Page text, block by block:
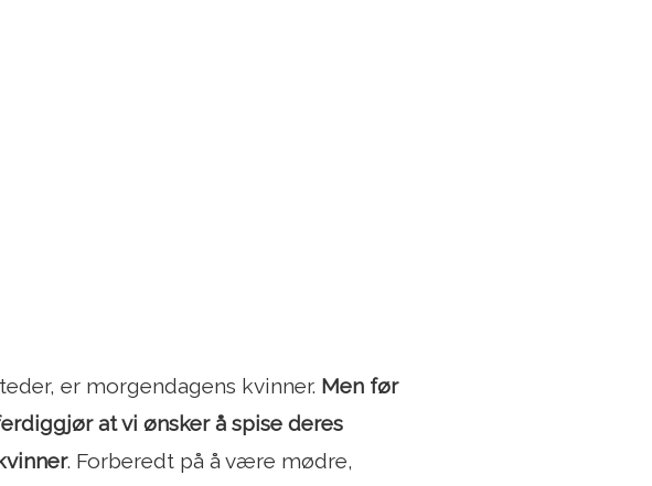
er morgendagens kvinner. Men før
at vi ønsker å spise deres
. Forberedt på å være mødre,